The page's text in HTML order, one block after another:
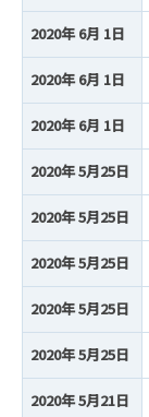
2020年 6月 1日
2020年 6月 1日
2020年 6月 1日
2020年 5月25日
2020年 5月25日
2020年 5月25日
2020年 5月25日
2020年 5月25日
2020年 5月21日